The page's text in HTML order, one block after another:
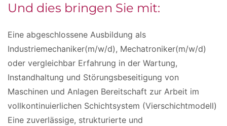
Und dies bringen Sie mit:
Eine abgeschlossene Ausbildung als
Industriemechaniker(m/w/d), Mechatroniker(m/w/d)
oder vergleichbar Erfahrung in der Wartung,
Instandhaltung und Störungsbeseitigung von
Maschinen und Anlagen Bereitschaft zur Arbeit im
vollkontinuierlichen Schichtsystem (Vierschichtmodell)
Eine zuverlässige, strukturierte und